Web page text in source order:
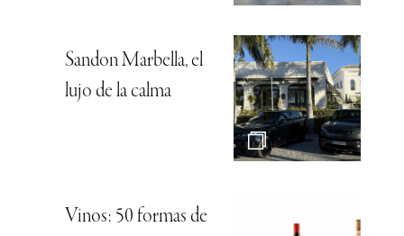
Sandon Marbella, el
lujo de la calma
Vinos: 50 formas de